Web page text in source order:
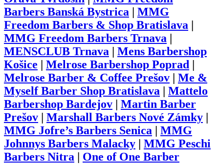
Barbers Banská Bystrica
MMG
Freedom Barbers & Shop Bratislava
MMG Freedom Barbers Trnava
MENSCLUB Trnava
Mens Barbershop
Košice
Melrose Barbershop Poprad
Melrose Barber & Coffee Prešov
Me &
Myself Barber Shop Bratislava
Mattelo
Barbershop Bardejov
Martin Barber
Prešov
Marshall Barbers Nové Zámky
MMG Jofre’s Barbers Senica
MMG
Johnnys Barbers Malacky
MMG Peschi
Barbers Nitra
One of One Barber